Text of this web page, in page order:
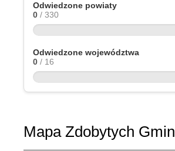
Odwiedzone powiaty
0 / 330
Odwiedzone województwa
0 / 16
Mapa Zdobytych Gmin